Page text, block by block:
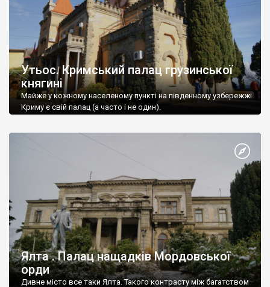
Утьос. Кримський палац грузинської
княгині
Майже у кожному населеному пункті на південному узбережжі
Криму є свій палац (а часто і не один).
Ялта . Палац нащадків Мордовської
орди
Дивне місто все таки Ялта. Такого контрасту між багатством